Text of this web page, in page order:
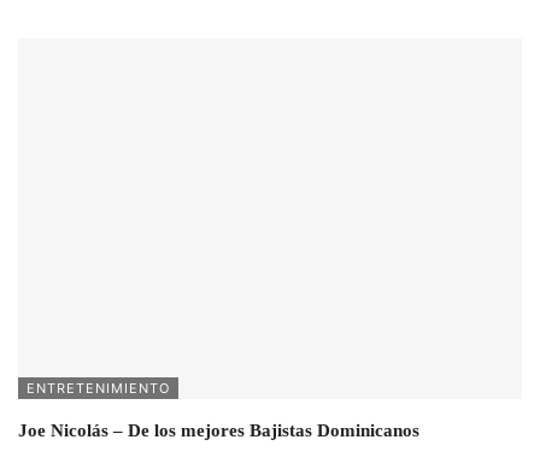
ENTRETENIMIENTO
Joe Nicolás – De los mejores Bajistas Dominicanos